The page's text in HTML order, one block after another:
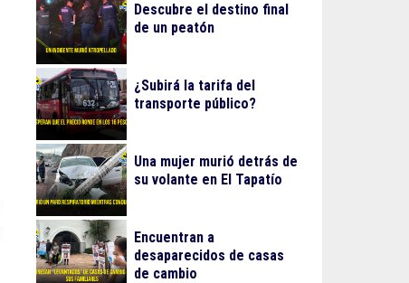
Descubre el destino final
de un peatón
¿Subirá la tarifa del
transporte público?
Una mujer murió detrás de
su volante en El Tapatío
Encuentran a
desaparecidos de casas
de cambio